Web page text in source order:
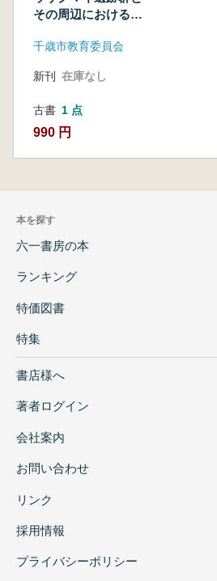
その周辺における考
千歳市教育委員会
新刊 在庫なし
古書 1 点
990 円
本を探す
六一書房の本
ランキング
特価図書
特集
書店様へ
著者ログイン
会社案内
お問い合わせ
リンク
採用情報
プライバシーポリシー